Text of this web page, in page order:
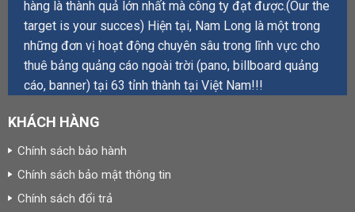
hàng là thành quả lớn nhất mà công ty đạt được.(Our the
target is your succes) Hiện tại, Nam Long là một trong
những đơn vị hoạt động chuyên sâu trong lĩnh vực cho
thuê bảng quảng cáo ngoài trời (pano, billboard quảng
cáo, banner) tại 63 tỉnh thành tại Việt Nam!!!
KHÁCH HÀNG
Chính sách bảo hành
Chính sách bảo mật thông tin
Chính sách đổi trả